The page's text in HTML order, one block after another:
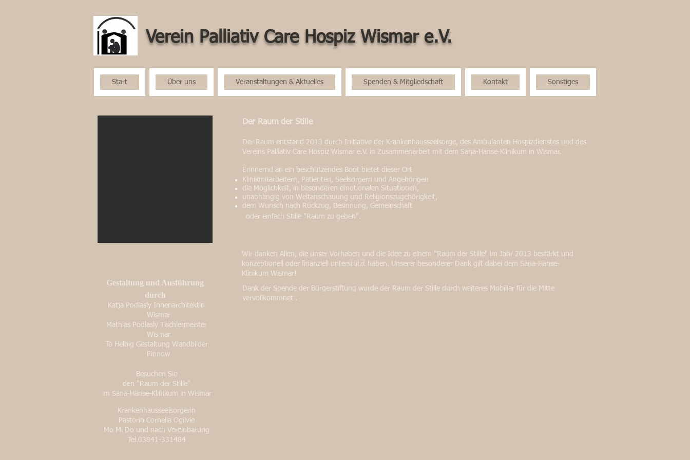
Verein Palliativ Care Hospiz Wismar e.V.
Start Über uns Veranstaltungen & Aktuelles Spenden & Mitgliedschaft Kontakt Sonstiges
Gestaltung und Ausführung
durch
Katja Podlasly Innenarchitektin
Wismar
Mathias Podlasly Tischlermeister
Wismar
To Helbig Gestaltung Wandbilder
Pinnow
Besuchen Sie
den "Raum der Stille"
im Sana-Hanse-Klinikum in Wismar
Krankenhausseelsorgerin
Pastorin Cornelia Ogilvie
Mo Mi Do und nach Vereinbarung
Tel.03841-331484
Der Raum der Stille
Der Raum entstand 2013 durch Initiative der Krankenhausseelsorge, des Ambulanten Hospizdienstes und des
Vereins Palliativ Care Hospiz Wismar e.V. in Zusammenarbeit mit dem Sana-Hanse-Klinikum in Wismar.
Erinnernd an ein beschützendes Boot bietet dieser Ort
Klinikmitarbeitern, Patienten, Seelsorgern und Angehörigen
die Möglichkeit, in besonderen emotionalen Situationen,
unabhängig von Weltanschauung und Religionszugehörigkeit,
dem Wunsch nach Rückzug, Besinnung, Gemeinschaft
oder einfach Stille "Raum zu geben".
Wir danken Allen, die unser Vorhaben und die Idee zu einem "Raum der Stille" im Jahr 2013 bestärkt und
konzeptionell oder finanziell unterstützt haben. Unserer besonderer Dank gilt dabei dem Sana-Hanse-
Klinikum Wismar!
Dank der Spende der Bürgerstiftung wurde der Raum der Stille durch weiteres Mobiliar für die Mitte
vervollkommnet .